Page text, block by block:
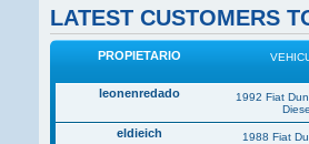
LATEST CUSTOMERS
PROPIETARIO
leonenredado
1992 Fiat
eldieich 1988 Fiat